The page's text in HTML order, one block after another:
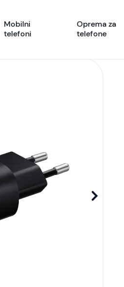
Mobilni
telefoni
Oprema za
telefone